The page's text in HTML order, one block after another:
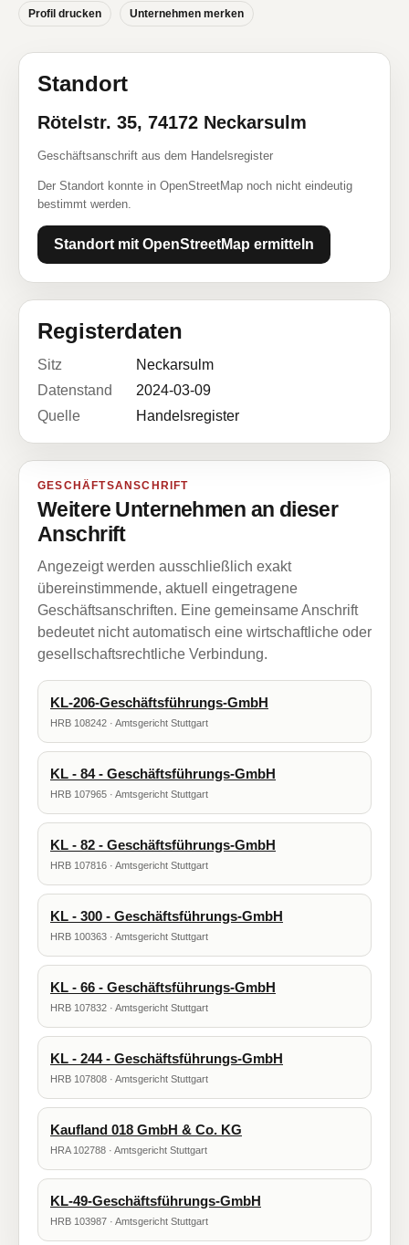
Profil drucken Unternehmen merken
Standort
Rötelstr. 35, 74172 Neckarsulm
Geschäftsanschrift aus dem Handelsregister
Der Standort konnte in OpenStreetMap noch nicht eindeutig
bestimmt werden.
Standort mit OpenStreetMap ermitteln
Registerdaten
Sitz
Neckarsulm
Datenstand
2024-03-09
Quelle
Handelsregister
GESCHÄFTSANSCHRIFT
Weitere Unternehmen an dieser
Anschrift
Angezeigt werden ausschließlich exakt
übereinstimmende, aktuell eingetragene
Geschäftsanschriften. Eine gemeinsame Anschrift
bedeutet nicht automatisch eine wirtschaftliche oder
gesellschaftsrechtliche Verbindung.
KL-206-Geschäftsführungs-GmbH
HRB 108242 · Amtsgericht Stuttgart
KL - 84 - Geschäftsführungs-GmbH
HRB 107965 · Amtsgericht Stuttgart
KL - 82 - Geschäftsführungs-GmbH
HRB 107816 · Amtsgericht Stuttgart
KL - 300 - Geschäftsführungs-GmbH
HRB 100363 · Amtsgericht Stuttgart
KL - 66 - Geschäftsführungs-GmbH
HRB 107832 · Amtsgericht Stuttgart
KL - 244 - Geschäftsführungs-GmbH
HRB 107808 · Amtsgericht Stuttgart
Kaufland 018 GmbH & Co. KG
HRA 102788 · Amtsgericht Stuttgart
KL-49-Geschäftsführungs-GmbH
HRB 103987 · Amtsgericht Stuttgart